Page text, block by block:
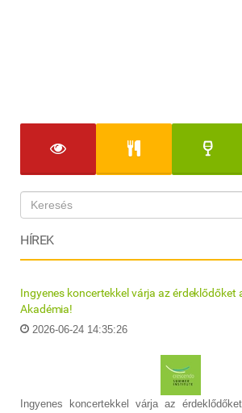
HÍREK
Ingyenes koncertekkel várja az érdeklődőket
Akadémia!
2026-06-24 14:35:26
Ingyenes koncertekkel várja az